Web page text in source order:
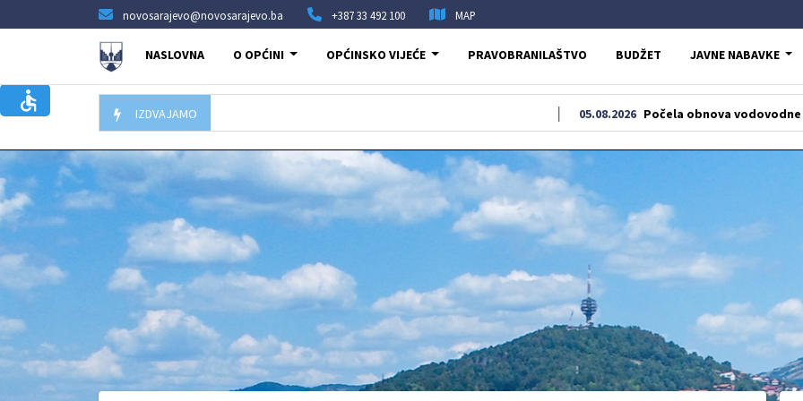
novosarajevo@novosarajevo.ba +387 33 492 100 MAP
NASLOVNA O OPĆINI OPĆINSKO VIJEĆE PRAVOBRANILAŠTVO BUDŽET JAVNE NABAVKE
IZDVAJAMO Počela obnova vodovodne i